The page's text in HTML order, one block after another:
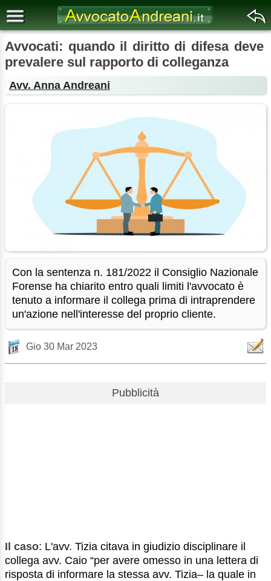
Avvocati: quando il diritto di difesa deve
prevalere sul rapporto di colleganza
Avv. Anna Andreani
Con la sentenza n. 181/2022 il Consiglio Nazionale
Forense ha chiarito entro quali limiti l'avvocato è
tenuto a informare il collega prima di intraprendere
un'azione nell'interesse del proprio cliente.
Gio 30 Mar 2023
Pubblicità
Il caso: L'avv. Tizia citava in giudizio disciplinare il
collega avv. Caio “per avere omesso in una lettera di
risposta di informare la stessa avv. Tizia– la quale in